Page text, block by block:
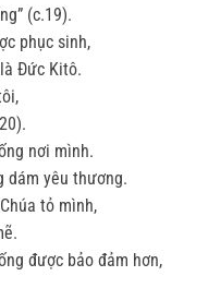
(c.19).
phục sinh,
Ðức Kitô.
nơi mình.
dám yêu thương.
tỏ mình,
được bảo đảm hơn,